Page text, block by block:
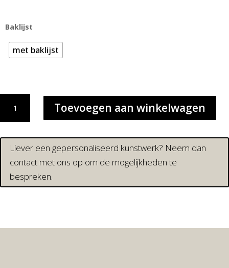
Baklijst
met baklijst
LADY
|
EDITION
Toevoegen aan winkelwagen
Liever een gepersonaliseerd kunstwerk? Neem dan
contact met ons op om de mogelijkheden te
bespreken.